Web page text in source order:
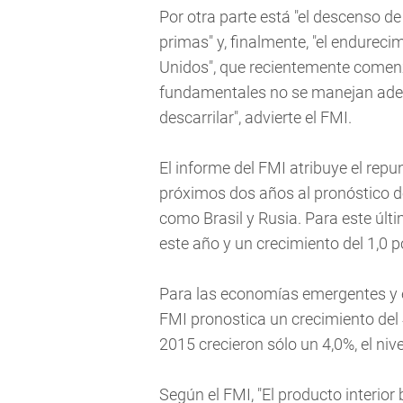
Por otra parte está "el descenso
primas" y, finalmente, "el
Unidos", que recientemente
fundamentales no se manejan
descarrilar", advierte el FMI.
El informe del FMI atribuye el
próximos dos años al pronóstico
como Brasil y Rusia. Para este
este año y un crecimiento del 1,0
Para las economías emergentes
FMI pronostica un crecimiento del
2015 crecieron sólo un 4,0%, el
Según el FMI, "El producto